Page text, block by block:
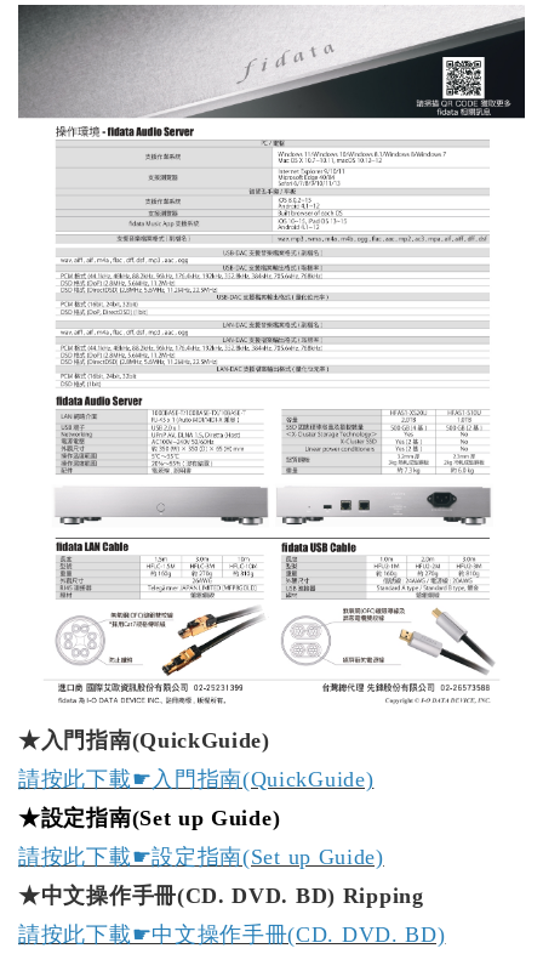
★入門指南(QuickGuide)
請按此下載☛入門指南(QuickGuide)
★設定指南(Set up Guide)
請按此下載☛設定指南(Set up Guide)
★中文操作手冊(CD. DVD. BD) Ripping
請按此下載☛中文操作手冊(CD. DVD. BD)